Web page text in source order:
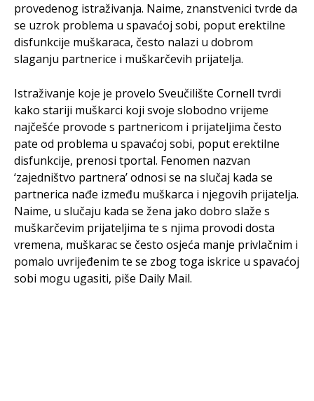
provedenog istraživanja. Naime, znanstvenici tvrde da
se uzrok problema u spavaćoj sobi, poput erektilne
disfunkcije muškaraca, često nalazi u dobrom
slaganju partnerice i muškarčevih prijatelja.
Istraživanje koje je provelo Sveučilište Cornell tvrdi
kako stariji muškarci koji svoje slobodno vrijeme
najčešće provode s partnericom i prijateljima često
pate od problema u spavaćoj sobi, poput erektilne
disfunkcije, prenosi tportal. Fenomen nazvan
‘zajedništvo partnera’ odnosi se na slučaj kada se
partnerica nađe između muškarca i njegovih prijatelja.
Naime, u slučaju kada se žena jako dobro slaže s
muškarčevim prijateljima te s njima provodi dosta
vremena, muškarac se često osjeća manje privlačnim i
pomalo uvrijeđenim te se zbog toga iskrice u spavaćoj
sobi mogu ugasiti, piše Daily Mail.